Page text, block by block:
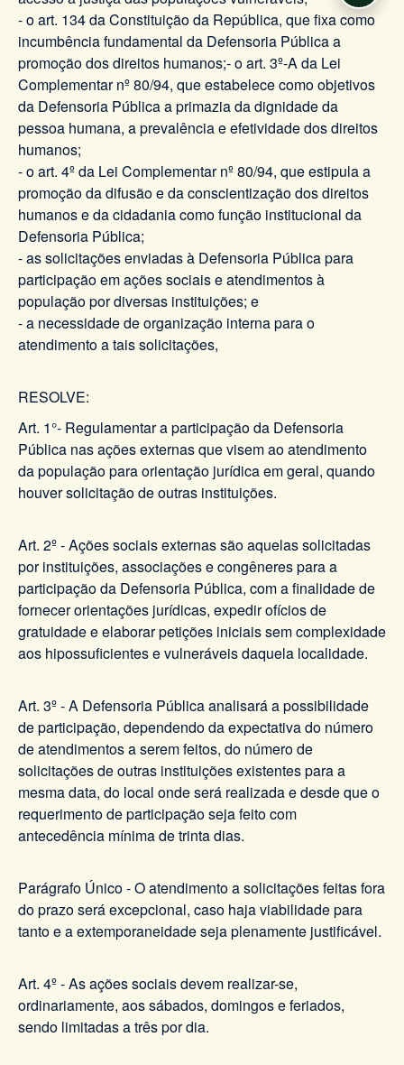
- o art. 134 da Constituição da República, que fixa como
incumbência fundamental da Defensoria Pública a
promoção dos direitos humanos;- o art. 3º-A da Lei
Complementar nº 80/94, que estabelece como objetivos
da Defensoria Pública a primazia da dignidade da
pessoa humana, a prevalência e efetividade dos direitos
humanos;
- o art. 4º da Lei Complementar nº 80/94, que estipula a
promoção da difusão e da conscientização dos direitos
humanos e da cidadania como função institucional da
Defensoria Pública;
- as solicitações enviadas à Defensoria Pública para
participação em ações sociais e atendimentos à
população por diversas instituições; e
- a necessidade de organização interna para o
atendimento a tais solicitações,
RESOLVE:
Art. 1°- Regulamentar a participação da Defensoria
Pública nas ações externas que visem ao atendimento
da população para orientação jurídica em geral, quando
houver solicitação de outras instituições.
Art. 2º - Ações sociais externas são aquelas solicitadas
por instituições, associações e congêneres para a
participação da Defensoria Pública, com a finalidade de
fornecer orientações jurídicas, expedir ofícios de
gratuidade e elaborar petições iniciais sem complexidade
aos hipossuficientes e vulneráveis daquela localidade.
Art. 3º - A Defensoria Pública analisará a possibilidade
de participação, dependendo da expectativa do número
de atendimentos a serem feitos, do número de
solicitações de outras instituições existentes para a
mesma data, do local onde será realizada e desde que o
requerimento de participação seja feito com
antecedência mínima de trinta dias.
Parágrafo Único - O atendimento a solicitações feitas fora
do prazo será excepcional, caso haja viabilidade para
tanto e a extemporaneidade seja plenamente justificável.
Art. 4º - As ações sociais devem realizar-se,
ordinariamente, aos sábados, domingos e feriados,
sendo limitadas a três por dia.